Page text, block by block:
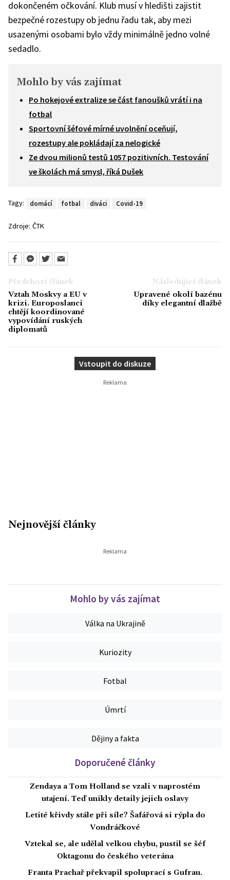
dokončeném očkování. Klub musí v hledišti zajistit
bezpečné rozestupy ob jednu řadu tak, aby mezi
usazenými osobami bylo vždy minimálně jedno volné
sedadlo.
Mohlo by vás zajímat
Po hokejové extralize se část fanoušků vrátí i na
fotbal
Sportovní šéfové mírné uvolnění oceňují,
rozestupy ale pokládají za nelogické
Ze dvou milionů testů 1057 pozitivních. Testování
ve školách má smysl, říká Dušek
Tagy: domácí fotbal diváci Covid-19
Zdroje: ČTK
Předchozí článek
Vztah Moskvy a EU v
krizi. Europoslanci
chtějí koordinované
vypovídání ruských
diplomatů
Následující článek
Upravené okolí bazénu
díky elegantní dlažbě
Vstoupit do diskuze
Nejnovější články
Mohlo by vás zajímat
Válka na Ukrajině
Kuriozity
Fotbal
Úmrtí
Dějiny a fakta
Doporučené články
Zendaya a Tom Holland se vzali v naprostém
utajení. Teď unikly detaily jejich oslavy
Letité křivdy stále při síle? Šafářová si rýpla do
Vondráčkové
Vztekal se, ale udělal velkou chybu, pustil se šéf
Oktagonu do českého veterána
Franta Prachař překvapil spoluprací s Gufrau.